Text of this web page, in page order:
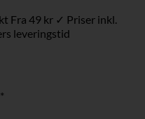
Fra 49 kr ✓ Priser inkl.
leveringstid
*